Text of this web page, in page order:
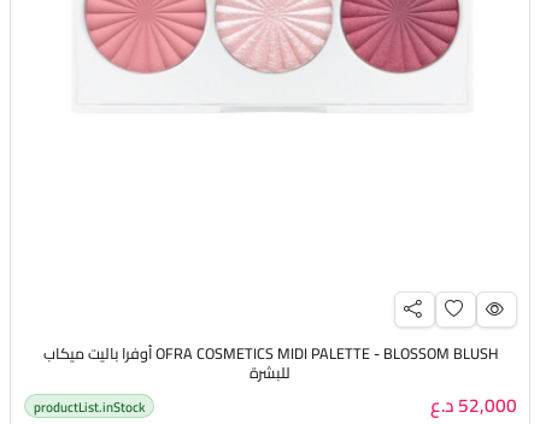
OFRA COSMETICS MIDI PALETTE - BLOSSOM BLUSH أوفرا باليت ميكاب
للبشرة
52,000 د.ع productList.inStock